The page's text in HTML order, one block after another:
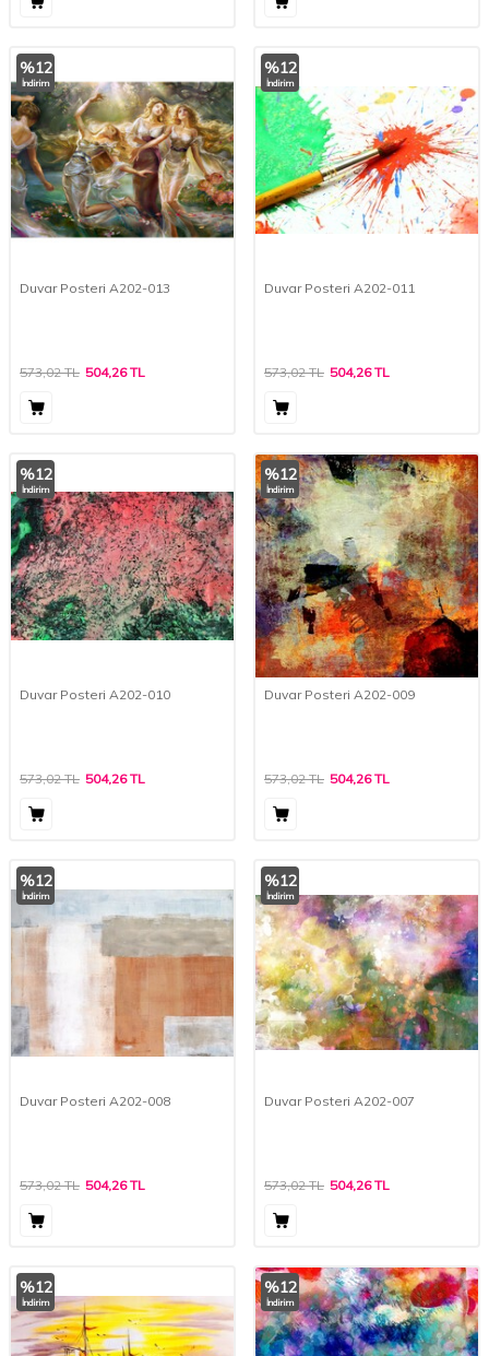
%12
İndirim
Duvar Posteri A202-013
573,02TL 504,26TL
%12
İndirim
Duvar Posteri A202-011
573,02TL 504,26TL
%12
İndirim
Duvar Posteri A202-010
573,02TL 504,26TL
%12
İndirim
Duvar Posteri A202-009
573,02TL 504,26TL
%12
İndirim
Duvar Posteri A202-008
573,02TL 504,26TL
%12
İndirim
Duvar Posteri A202-007
573,02TL 504,26TL
%12
İndirim
%12
İndirim